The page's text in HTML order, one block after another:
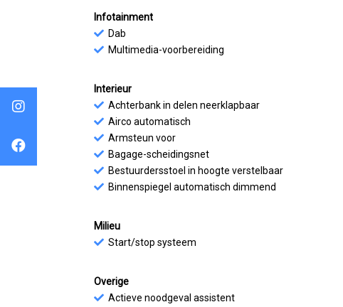
Infotainment
Dab
Multimedia-voorbereiding
Interieur
Achterbank in delen neerklapbaar
Airco automatisch
Armsteun voor
Bagage-scheidingsnet
Bestuurdersstoel in hoogte verstelbaar
Binnenspiegel automatisch dimmend
Milieu
Start/stop systeem
Overige
Actieve noodgeval assistent